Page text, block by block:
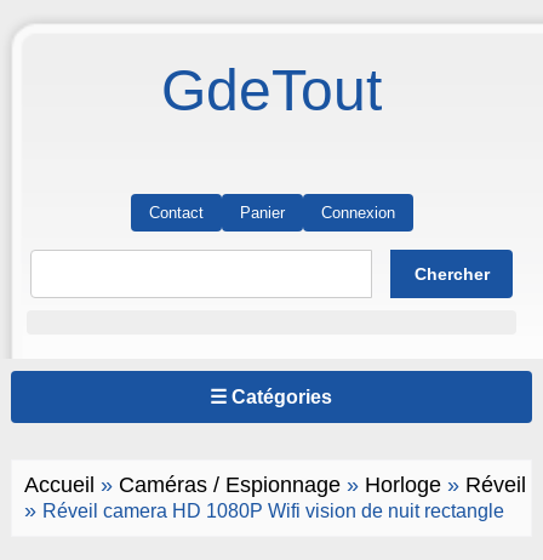
GdeTout
Contact Panier Connexion
☰ Catégories
Accueil » Caméras / Espionnage» Horloge» Réveil
» Réveil camera HD 1080P Wifi vision de nuit rectangle